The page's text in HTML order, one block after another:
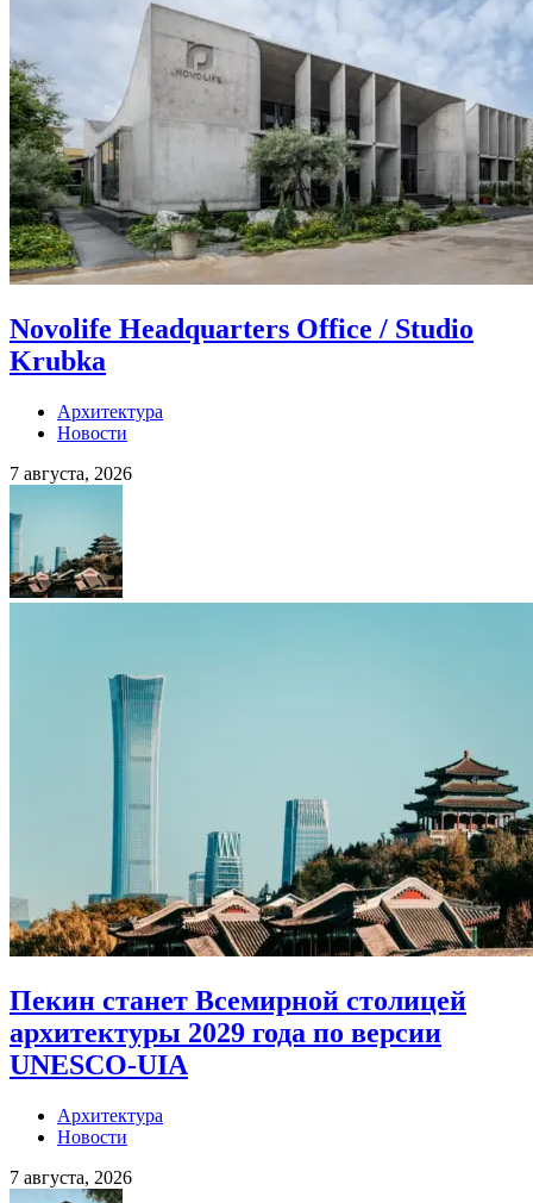
Novolife Headquarters Office / Studio
Krubka
Архитектура
Новости
7 августа, 2026
Пекин станет Всемирной столицей
архитектуры 2029 года по версии
UNESCO-UIA
Архитектура
Новости
7 августа, 2026